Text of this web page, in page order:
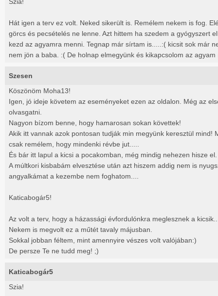
Hát igen a terv ez volt. Neked sikerült is. Remélem nekem is fog.
görcs és pecsételés ne lenne. Azt hittem ha szedem a gyógyszert
kezd az agyamra menni. Tegnap már sírtam is.....:( kicsit sok már
nem jön a baba. :( De holnap elmegyünk és kikapcsolom az
Szesen
Köszönöm Moha13!
Igen, jó ideje követem az eseményeket ezen az oldalon. Még az
olvasgatni.
Nagyon bízom benne, hogy hamarosan sokan követtek!
Akik itt vannak azok pontosan tudják min megyünk keresztül mind!
csak remélem, hogy mindenki révbe jut.....
És bár itt lapul a kicsi a pocakomban, még mindig nehezen hisze
A múltkori kisbabám elvesztése után azt hiszem addig nem is
angyalkámat a kezembe nem foghatom....
Katicabogár5!
Az volt a terv, hogy a házassági évfordulónkra meglesznek a
Nekem is megvolt ez a műtét tavaly májusban.
Sokkal jobban féltem, mint amennyire vészes volt valójában:)
De persze Te ne tudd meg! ;)
Katicabogár5
Szia!